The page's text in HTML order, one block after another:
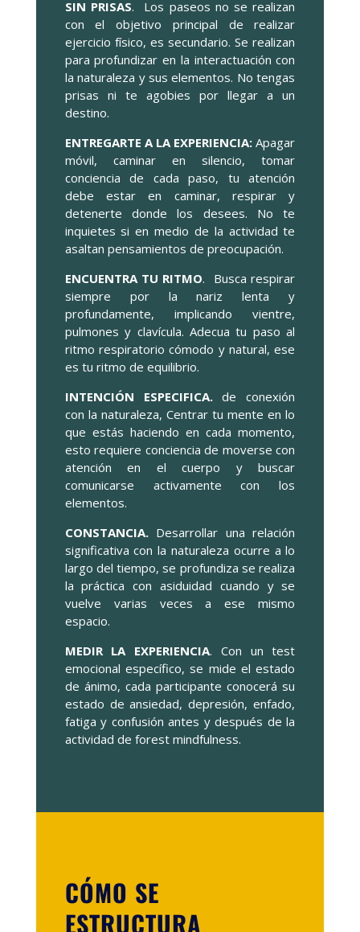
SIN PRISAS. Los paseos no se realizan
con el objetivo principal de realizar
ejercicio físico, es secundario. Se realizan
para profundizar en la interactuación con
la naturaleza y sus elementos. No tengas
prisas ni te agobies por llegar a un
destino.
ENTREGARTE A LA EXPERIENCIA:Apagar
móvil, caminar en silencio, tomar
conciencia de cada paso, tu atención
debe estar en caminar, respirar y
detenerte donde los desees. No te
inquietes si en medio de la actividad te
asaltan pensamientos de preocupación.
ENCUENTRA TU RITMO. Busca respirar
siempre por la nariz lenta y
profundamente, implicando vientre,
pulmones y clavícula. Adecua tu paso al
ritmo respiratorio cómodo y natural, ese
es tu ritmo de equilibrio.
INTENCIÓN ESPECIFICA.de conexión
con la naturaleza, Centrar tu mente en lo
que estás haciendo en cada momento,
esto requiere conciencia de moverse con
atención en el cuerpo y buscar
comunicarse activamente con los
elementos.
CONSTANCIA.Desarrollar una relación
significativa con la naturaleza ocurre a lo
largo del tiempo, se profundiza se realiza
la práctica con asiduidad cuando y se
vuelve varias veces a ese mismo
espacio.
MEDIR LA EXPERIENCIA. Con un test
emocional específico, se mide el estado
de ánimo, cada participante conocerá su
estado de ansiedad, depresión, enfado,
fatiga y confusión antes y después de la
actividad de forest mindfulness.
CÓMO SE
ESTRUCTURA